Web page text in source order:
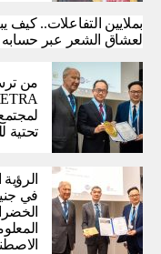
بملايين التفاعلات..
لعشاق الشعر عبر
من
تحتية
في